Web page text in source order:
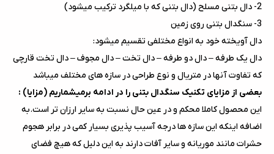
2- دال بتنی مسلح (دال بتنی که با میلگرد ترکیب میشود)
3- سنگدال بتنی روی زمین
دال آویخته خود به انواع مختلفی تقسیم میشود:
دال یک طرفه – دال دو طرفه – دال تخت – دال مجوف – دال تخت قارچی
که تفاوت آنها در متریال و نوع طراحی در سازه های مختلف میباشد
بعضی از مزایای تکنیک سنگدال بتنی را در ادامه برمیشماریم (مزایا) :
این محصول کاملا محکم و در عین حال نسبت به سایر ارزان تر است.به
اضافه اینکه این سازه ها درجه آسیب پذیری بسیار کمی در برابر هجوم
حشرات مانند موریانه و سایر آفات دارند به این دلیل که هیچ فضای